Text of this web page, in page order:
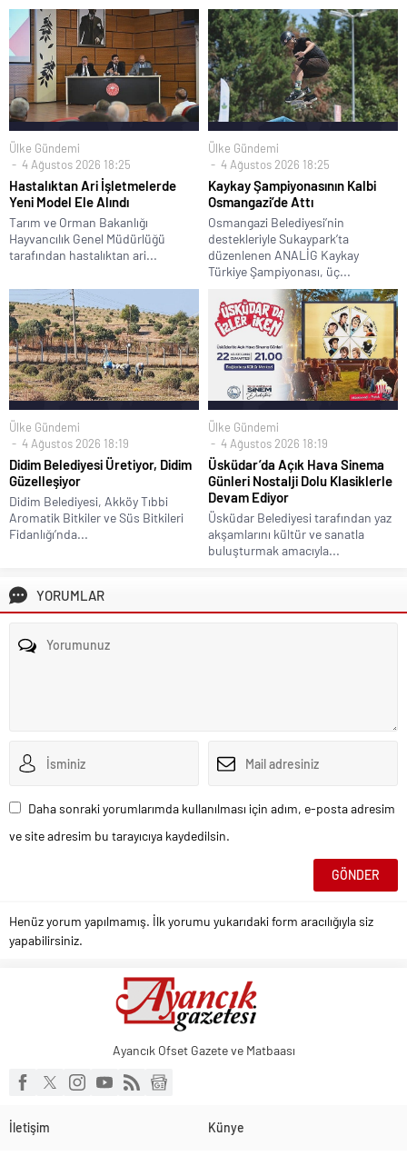
Ülke Gündemi
4 Ağustos 2026 18:25
Hastalıktan Ari İşletmelerde
Yeni Model Ele Alındı
Tarım ve Orman Bakanlığı
Hayvancılık Genel Müdürlüğü
tarafından hastalıktan ari...
Ülke Gündemi
4 Ağustos 2026 18:25
Kaykay Şampiyonasının Kalbi
Osmangazi’de Attı
Osmangazi Belediyesi’nin
destekleriyle Sukaypark’ta
düzenlenen ANALİG Kaykay
Türkiye Şampiyonası, üç...
Ülke Gündemi
4 Ağustos 2026 18:19
Didim Belediyesi Üretiyor, Didim
Güzelleşiyor
Didim Belediyesi, Akköy Tıbbi
Aromatik Bitkiler ve Süs Bitkileri
Fidanlığı’nda...
Ülke Gündemi
4 Ağustos 2026 18:19
Üsküdar’da Açık Hava Sinema
Günleri Nostalji Dolu Klasiklerle
Devam Ediyor
Üsküdar Belediyesi tarafından yaz
akşamlarını kültür ve sanatla
buluşturmak amacıyla...
YORUMLAR
Daha sonraki yorumlarımda kullanılması için adım, e-posta adresim
ve site adresim bu tarayıcıya kaydedilsin.
Henüz yorum yapılmamış. İlk yorumu yukarıdaki form aracılığıyla siz
yapabilirsiniz.
Ayancık Ofset Gazete ve Matbaası
İletişim Künye